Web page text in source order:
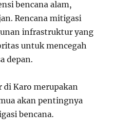
bencana alam,
Rencana mitigasi
infrastruktur yang
untuk mencegah
depan.
di Karo merupakan
akan pentingnya
bencana.